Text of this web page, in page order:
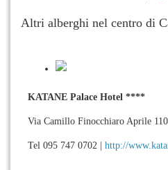
Altri alberghi nel centro di
KATANE Palace Hotel ****
Via Camillo Finocchiaro Aprile
Tel 095 747 0702 | http://